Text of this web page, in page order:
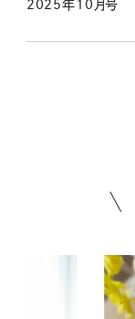
2025年10月号